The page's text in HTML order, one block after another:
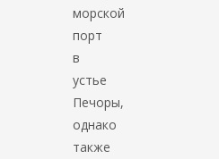
морской
порт
в
устье
Печоры,
однако
также